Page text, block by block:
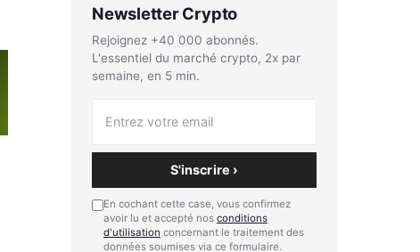
Newsletter Crypto
Rejoignez +40 000 abonnés.
L'essentiel du marché crypto, 2x par
semaine, en 5 min.
S'inscrire ›
En cochant cette case, vous confirmez
avoir lu et accepté nos conditions
d'utilisation concernant le traitement des
données soumises via ce formulaire.